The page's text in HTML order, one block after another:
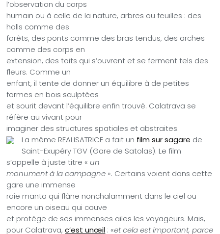
l’observation du corps
humain ou à celle de la nature, arbres ou feuilles : des
halls comme des
forêts, des ponts comme des bras tendus, des arches
comme des corps en
extension, des toits qui s’ouvrent et se ferment tels des
fleurs. Comme un
enfant, il tente de donner un équilibre à de petites
formes en bois sculptées
et sourit devant l’équilibre enfin trouvé. Calatrava se
réfère au vivant pour
imaginer des structures spatiales et abstraites.
La même REALISATRICE a fait un film sur sagare de
Saint-Exupéry TGV (Gare de Satolas). Le film
s’appelle à juste titre « un
monument à la campagne ». Certains voient dans cette
gare une immense
raie manta qui flâne nonchalamment dans le ciel ou
encore un oiseau qui couve
et protège de ses immenses ailes les voyageurs. Mais,
pour Calatrava,c’est unœil : «et cela est important, parce